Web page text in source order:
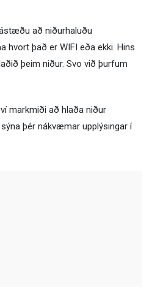
að niðurhaluðu
hvort það er WIFI eða ekki. Hins
þeim niður. Svo við þurfum
markmiði að hlaða niður
þér nákvæmar upplýsingar í